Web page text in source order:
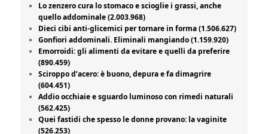
Lo zenzero cura lo stomaco e scioglie i grassi, anche
quello addominale (2.003.968)
Dieci cibi anti-glicemici per tornare in forma (1.506.627)
Gonfiori addominali. Eliminali mangiando (1.159.920)
Emorroidi: gli alimenti da evitare e quelli da preferire
(890.459)
Sciroppo d’acero: è buono, depura e fa dimagrire
(604.451)
Addio occhiaie e sguardo luminoso con rimedi naturali
(562.425)
Quei fastidi che spesso le donne provano: la vaginite
(526.253)